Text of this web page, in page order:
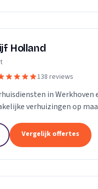
Holland
138 reviews
in
verhuizingen op
Vergelijk offertes